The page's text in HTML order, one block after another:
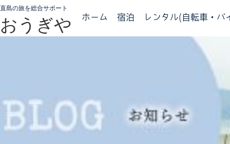
直島の旅を総合サポート
おうぎや ホーム 宿泊 レンタル(自転車・バ